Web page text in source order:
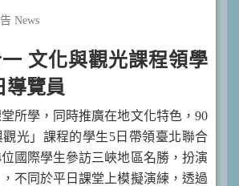
News
文化與觀光課程領學
導覽員
所學，同時推廣在地文化特色，90
光」課程的學生5日帶領臺北聯合
國際學生參訪三峽地區名勝，扮演
，不同於平日課堂上模擬演練，透過